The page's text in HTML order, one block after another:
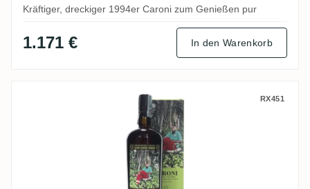
Kräftiger, dreckiger 1994er Caroni zum Genießen pur
1.171 € In den Warenkorb
Velier Caroni 2nd Employees KevonRX451